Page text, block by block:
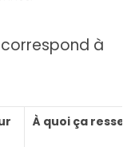
à
À quoi ça